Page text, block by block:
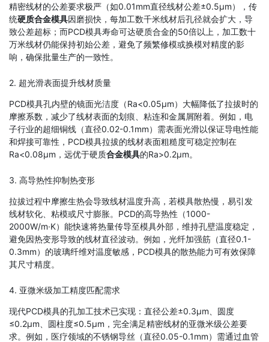
精密线材的公差要求极严（如0.01mm直径线材公差±0.5μm），传
统硬质合金模具因磨损快，每加工数千米线材后孔径就会扩大，导
致公差超标；而PCD模具寿命可达硬质合金的50倍以上，加工数十
万米线材仍能保持初始公差，避免了频繁修模或换模对精度的影
响，确保批量生产的一致性。
2. 超光滑表面提升线材质量
PCD模具孔内壁的镜面光洁度（Ra<0.05μm）大幅降低了拉拔时的
摩擦系数，减少了线材表面的划痕、粘连和金属屑附着。例如，电
子行业的超细铜线（直径0.02-0.1mm）需表面光滑以保证导电性能
和焊接可靠性，PCD模具拉拔的线材表面粗糙度可稳定控制在
Ra<0.08μm，远优于硬质合金模具的Ra>0.2μm。
3. 高导热性抑制热变形
拉拔过程中摩擦生热会导致线材温度升高，若模具散热慢，易引发
线材软化、粘模或尺寸膨胀。PCD的高导热性（1000-
2000W/m·K）能快速将热量传导至模具外部，维持孔壁温度稳定，
避免因热变形导致的线材直径波动。例如，光纤加强筋（直径0.1-
0.3mm）的玻璃纤维对温度敏感，PCD模具的散热能力可有效保障
其尺寸精度。
4. 亚微米级加工精度匹配需求
现代PCD模具的孔加工技术已实现：直径公差±0.3μm、圆度
≤0.2μm、圆柱度≤0.5μm，完全满足精密线材的亚微米级公差要
求。例如，医疗领域的不锈钢导丝（直径0.05-0.1mm）需通过血管